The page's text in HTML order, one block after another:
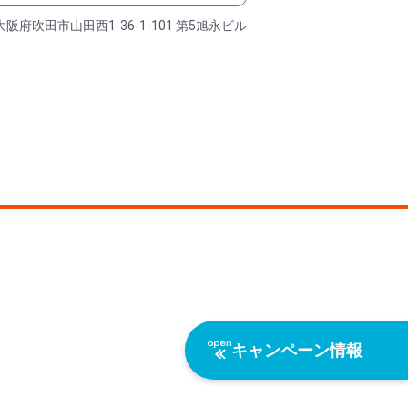
キャンペーン情報
阪府吹田市山田西1-36-1-101 第5旭永ビル